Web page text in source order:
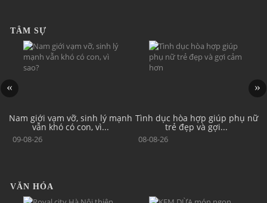
TÂM SỰ
Nam giới vạm vỡ, sinh lý mạnh
vẫn khó có con, vì...
09-08-26
Tình dục hòa hợp giúp phụ nữ
trẻ đẹp và gợi...
08-08-26
VĂN HÓA